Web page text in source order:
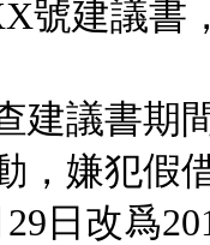
建議書，
議書期間
，嫌犯假
日改爲